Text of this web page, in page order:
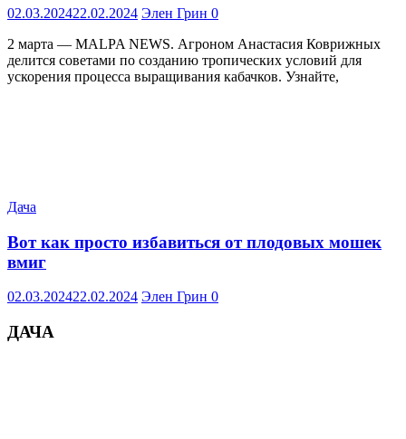
02.03.202422.02.2024 Элен Грин 0
2 марта — MALPA NEWS. Агроном Анастасия Коврижных
делится советами по созданию тропических условий для
ускорения процесса выращивания кабачков. Узнайте,
Дача
Вот как просто избавиться от плодовых мошек
вмиг
02.03.202422.02.2024 Элен Грин 0
ДАЧА